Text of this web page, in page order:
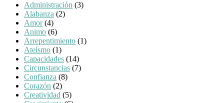
Administración (3)
Alabanza (2)
Amor(4)
Animo (6)
Arrepentimiento (1)
Ateísmo (1)
Capacidades (14)
Circunstancias (7)
Confianza (8)
Corazón (2)
Creatividad (5)